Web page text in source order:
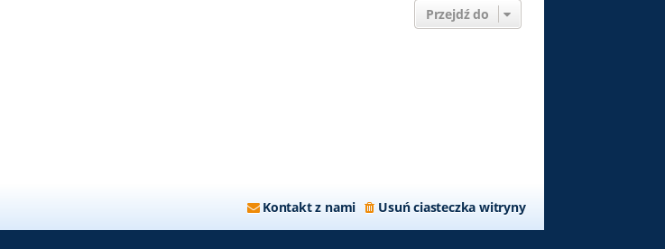
Przejdź do
Usuń ciasteczka witryny
Kontakt z nami